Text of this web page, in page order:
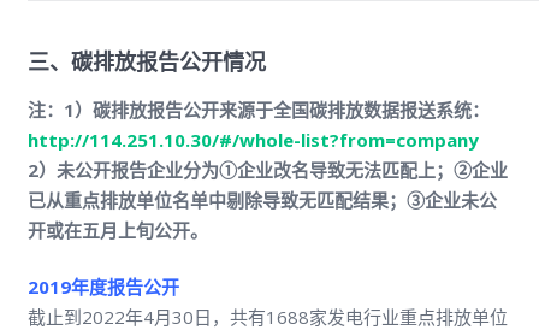
三、碳排放报告公开情况
注：1） 碳排放报告公开来源于全国碳排放数据报送系统：
http://114.251.10.30/#/whole-list?from=company
2）未公开报告企业分为①企业改名导致无法匹配上；②企业
已从重点排放单位名单中剔除导致无匹配结果；③企业未公
开或在五月上旬公开。
2019年度报告公开
截止到2022年4月30日，共有1688家发电行业重点排放单位